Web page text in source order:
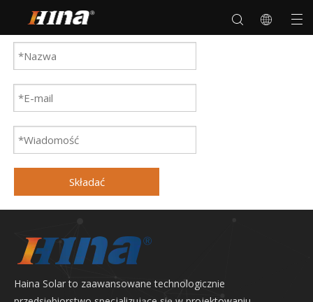
Składać
Haina Solar to zaawansowane technologicznie